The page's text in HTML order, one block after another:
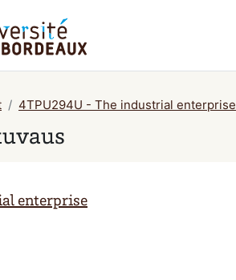
4TPU294U - The industrial enterprise
enterprise